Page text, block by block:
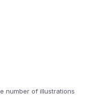
number of illustrations